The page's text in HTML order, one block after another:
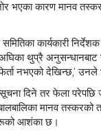
भएका कारण मानव
कार्यकारी
थुप्रै
नभएको देखिन्छ,’
सूचना दिने तर फेला
मानव तस्करको
आशंका छ।